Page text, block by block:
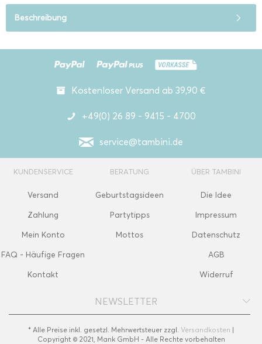
Beschreibung
Kostenloser Versand ab 39,90 €
+49(0) 26 89 - 9415 - 4700
service@tambini.de
KUNDENSERVICE
Versand
Zahlung
Mein Konto
FAQ - Häufige Fragen
Kontakt
BERATUNG
Geburtstagsideen
Partytipps
Mottos
ÜBER TAMBINI
Die Idee
Impressum
Datenschutz
AGB
Widerruf
NEWSLETTER
* Alle Preise inkl. gesetzl. Mehrwertsteuer zzgl. Versandkosten |
Copyright © 2021, Mank GmbH - Alle Rechte vorbehalten